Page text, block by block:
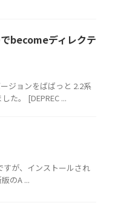
becomeディレクテ
ジョンをばばっと 2.2系
た。 [DEPREC ...
が、インストールされ
のA ...